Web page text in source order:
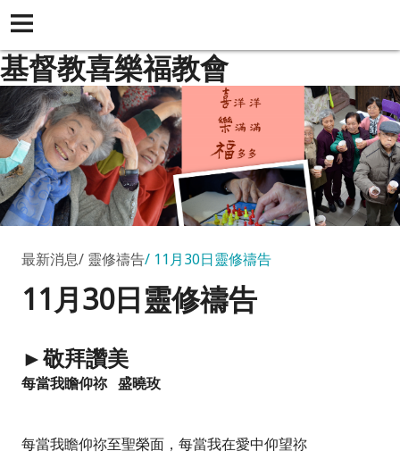
基督教喜樂福教會
最新消息 靈修禱告 11月30日靈修禱告
11月30日靈修禱告
►敬拜讚美
每當我瞻仰祢 盛曉玫
每當我瞻仰祢至聖榮面，每當我在愛中仰望祢